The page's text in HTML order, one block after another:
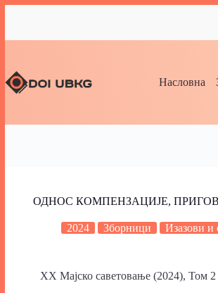
Насловна
ОДНОС КОМПЕНЗАЦИЈЕ,
2024 Зборници Изазови и
XX Мајско саветовање (2024), Том 2